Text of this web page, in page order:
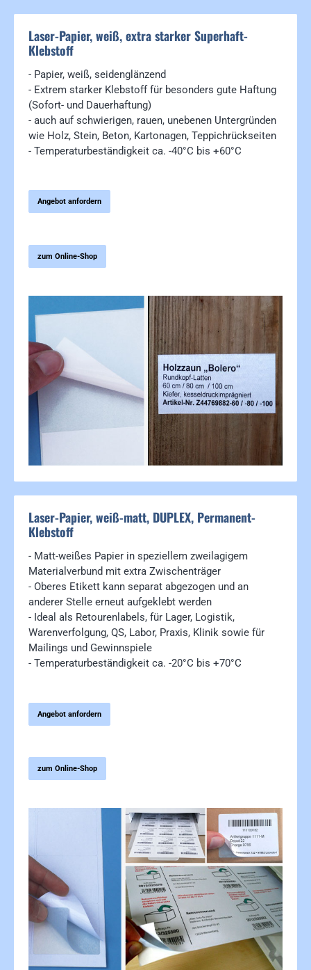
Laser-Papier, weiß, extra starker Superhaft-
Klebstoff
- Papier, weiß, seidenglänzend
- Extrem starker Klebstoff für besonders gute Haftung
(Sofort- und Dauerhaftung)
- auch auf schwierigen, rauen, unebenen Untergründen
wie Holz, Stein, Beton, Kartonagen, Teppichrückseiten
- Temperaturbeständigkeit ca. -40°C bis +60°C
Angebot anfordern
zum Online-Shop
Laser-Papier, weiß-matt, DUPLEX, Permanent-
Klebstoff
- Matt-weißes Papier in speziellem zweilagigem
Materialverbund mit extra Zwischenträger
- Oberes Etikett kann separat abgezogen und an
anderer Stelle erneut aufgeklebt werden
- Ideal als Retourenlabels, für Lager, Logistik,
Warenverfolgung, QS, Labor, Praxis, Klinik sowie für
Mailings und Gewinnspiele
- Temperaturbeständigkeit ca. -20°C bis +70°C
Angebot anfordern
zum Online-Shop